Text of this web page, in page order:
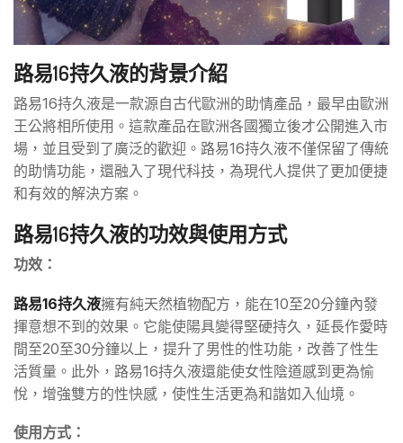
路易16持久液的背景介紹
路易16持久液是一款源自古代歐洲的助情產品，最早由歐洲
王公將相所使用。這款產品在歐洲各國獨立後才公開進入市
場，並且受到了廣泛的歡迎。路易16持久液不僅保留了傳統
的助情功能，還融入了現代科技，為現代人提供了更加便捷
和有效的解決方案。
路易16持久液的功效與使用方式
功效：
路易16持久液擁有純天然植物配方，能在10至20分鐘內發
揮意想不到的效果。它能使陽具變得堅硬持久，延長作愛時
間至20至30分鐘以上，提升了男性的性功能，改善了性生
活質量。此外，路易16持久液還能使女性陰道感到更為愉
悅，增強雙方的性快感，使性生活更為和諧如入仙境。
使用方式：